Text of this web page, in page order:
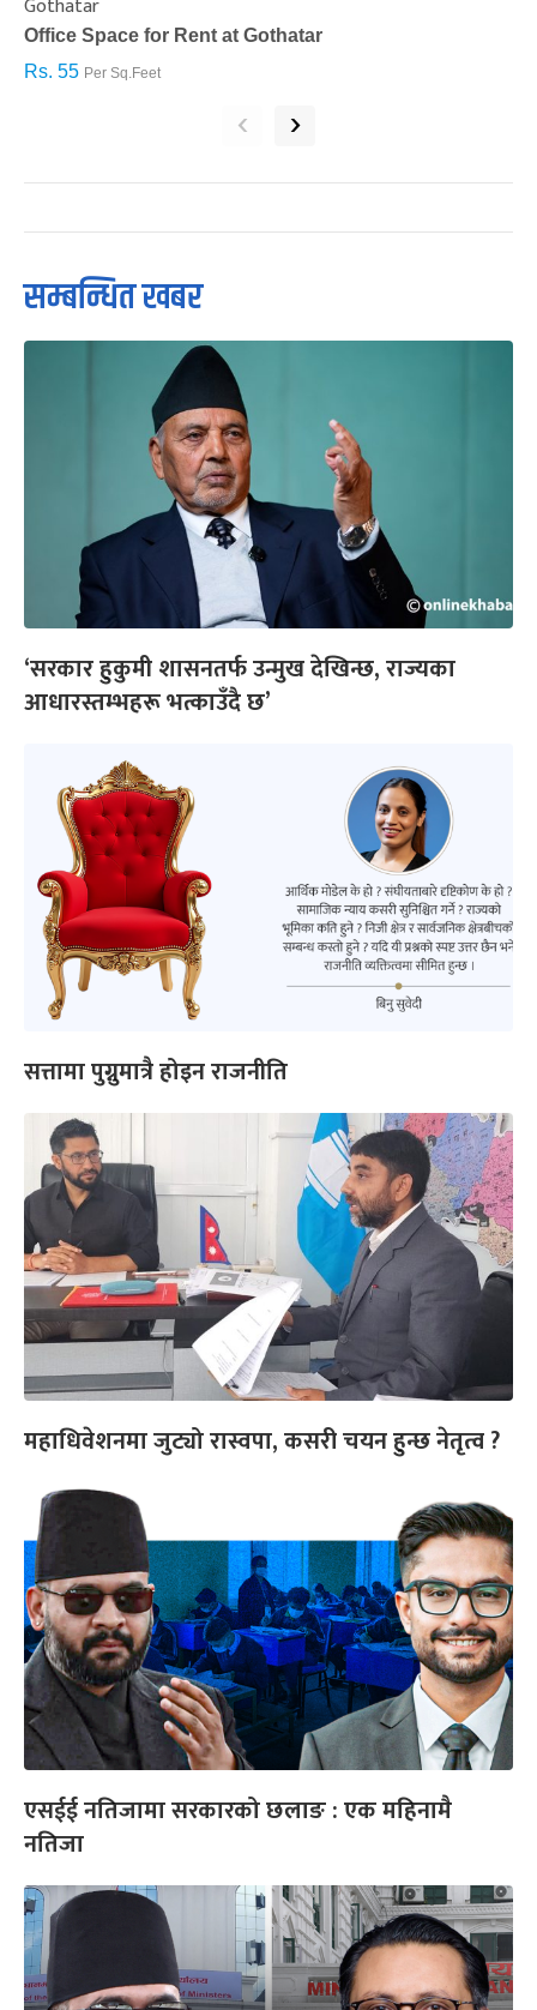
Gothatar
Office Space for Rent at Gothatar
Rs. 55 Per Sq.Feet
‹ ›
सम्बन्धित खबर
‘सरकार हुकुमी शासनतर्फ उन्मुख देखिन्छ, राज्यका
आधारस्तम्भहरू भत्काउँदै छ’
सत्तामा पुग्नुमात्रै होइन राजनीति
महाधिवेशनमा जुट्यो रास्वपा, कसरी चयन हुन्छ नेतृत्व ?
एसईई नतिजामा सरकारको छलाङ : एक महिनामै
नतिजा